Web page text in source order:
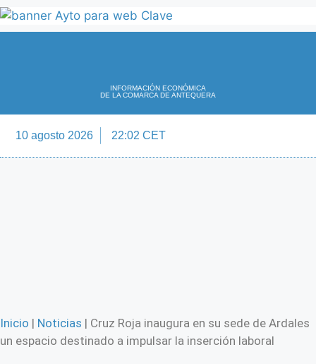
INFORMACIÓN ECONÓMICA
DE LA COMARCA DE ANTEQUERA
10 agosto 2026 22:02 CET
Inicio | Noticias | Cruz Roja inaugura en su sede de Ardales
un espacio destinado a impulsar la inserción laboral